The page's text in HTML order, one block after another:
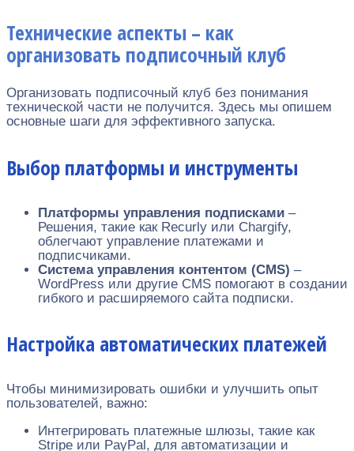
Технические аспекты – как
организовать подписочный клуб
Организовать подписочный клуб без понимания
технической части не получится. Здесь мы опишем
основные шаги для эффективного запуска.
Выбор платформы и инструменты
Платформы управления подписками –
Решения, такие как Recurly или Chargify,
облегчают управление платежами и
подписчиками.
Система управления контентом (CMS) –
WordPress или другие CMS помогают в создании
гибкого и расширяемого сайта подписки.
Настройка автоматических платежей
Чтобы минимизировать ошибки и улучшить опыт
пользователей, важно:
Интегрировать платежные шлюзы, такие как
Stripe или PayPal, для автоматизации и